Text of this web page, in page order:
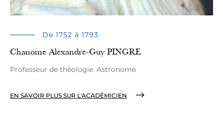
De 1752 à 1793
Chanoine Alexandre-Guy PINGRE
Professeur de théologie. Astronome
EN SAVOIR PLUS SUR L'ACADÉMICIEN